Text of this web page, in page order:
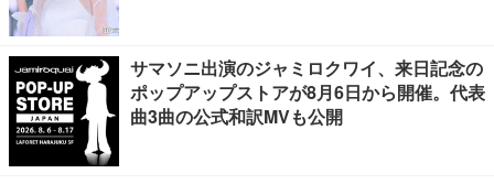
サマソニ出演のジャミロクワイ、来日記念の
ポップアップストアが8月6日から開催。代表
曲3曲の公式和訳MVも公開